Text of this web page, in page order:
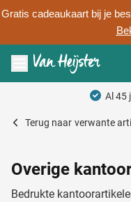
Gratis cadeaukaart bij je
Ga naar de inhoud
Menu openen
Al 45
Terug naar verwante
Overige
Bedrukte